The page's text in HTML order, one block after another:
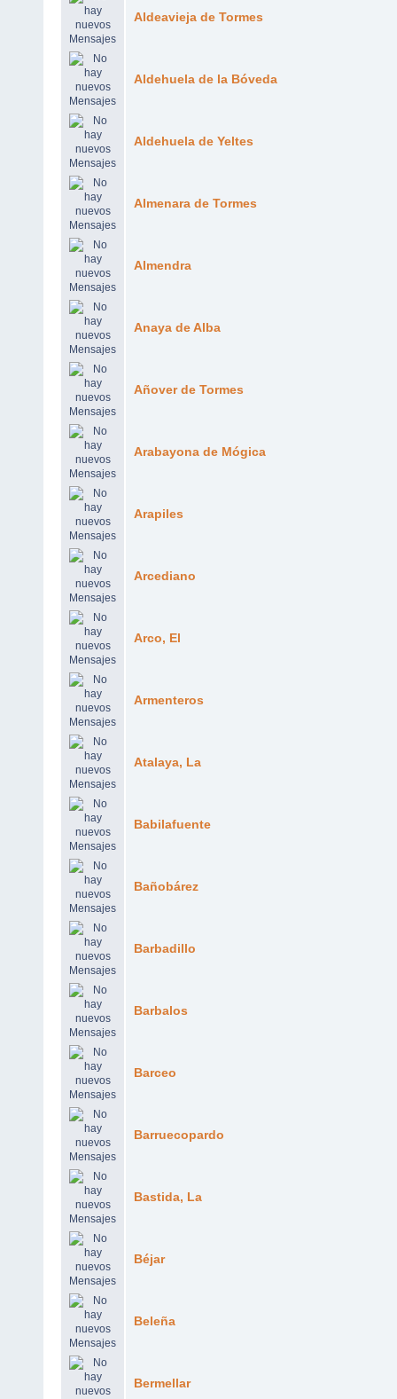
Aldeavieja de Tormes
Aldehuela de la Bóveda
Aldehuela de Yeltes
Almenara de Tormes
Almendra
Anaya de Alba
Añover de Tormes
Arabayona de Mógica
Arapiles
Arcediano
Arco, El
Armenteros
Atalaya, La
Babilafuente
Bañobárez
Barbadillo
Barbalos
Barceo
Barruecopardo
Bastida, La
Béjar
Beleña
Bermellar